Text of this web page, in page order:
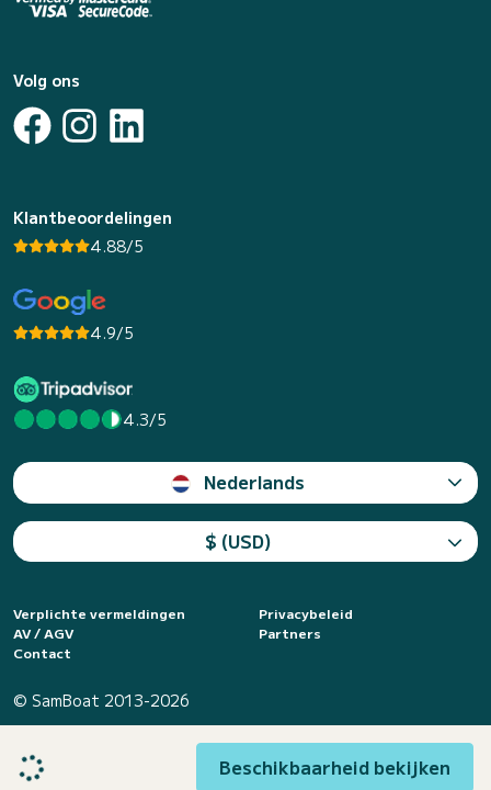
Beschikbaarheid bekijken
Volg ons
Klantbeoordelingen
4.88/5
4.9/5
4.3/5
Nederlands
$ (USD)
Verplichte vermeldingen
Privacybeleid
AV / AGV
Partners
Contact
© SamBoat 2013-2026